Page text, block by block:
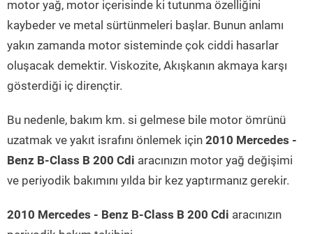
motor yağ, motor içerisinde ki tutunma özelliğini
kaybeder ve metal sürtünmeleri başlar. Bunun anlamı
yakın zamanda motor sisteminde çok ciddi hasarlar
oluşacak demektir. Viskozite, Akışkanın akmaya karşı
gösterdiği iç dirençtir.
Bu nedenle, bakım km. si gelmese bile motor ömrünü
uzatmak ve yakıt israfını önlemek için 2010 Mercedes -
Benz B-Class B 200 Cdi aracınızın motor yağ değişimi
ve periyodik bakımını yılda bir kez yaptırmanız gerekir.
2010 Mercedes - Benz B-Class B 200 Cdi aracınızın